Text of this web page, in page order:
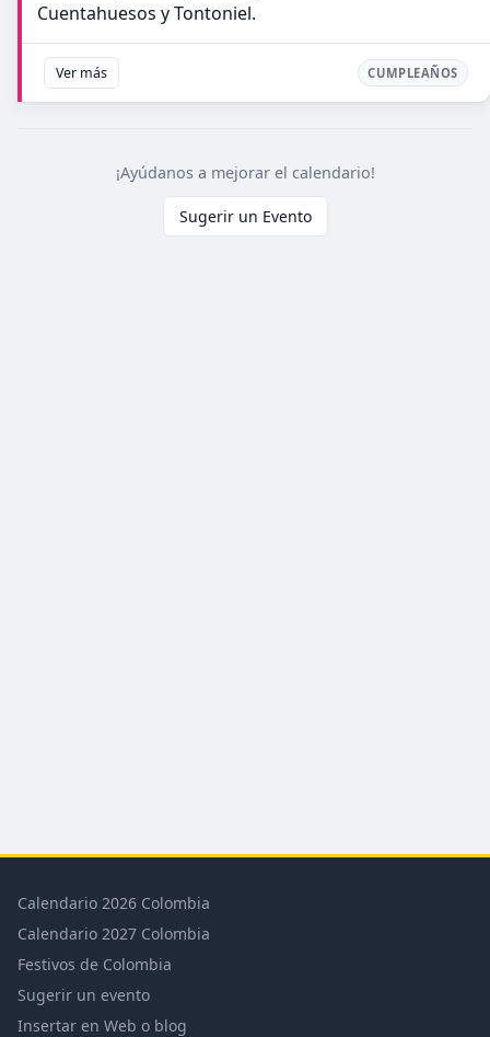
Cuentahuesos y Tontoniel.
Ver más CUMPLEAÑOS
¡Ayúdanos a mejorar el calendario!
Sugerir un Evento
Calendario 2026 Colombia
Calendario 2027 Colombia
Festivos de Colombia
Sugerir un evento
Insertar en Web o blog